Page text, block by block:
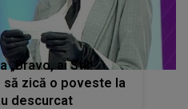
„Bravo, ai Stil!
zică o poveste la
descurcat